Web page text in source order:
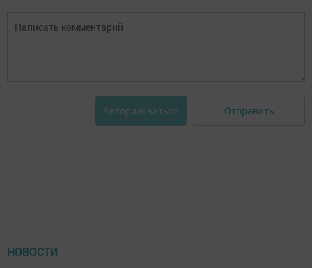
Авторизоваться Отправить
НОВОСТИ